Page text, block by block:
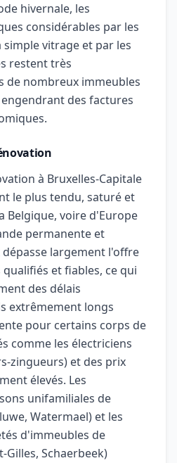
hivernale, les
considérables par les
vitrage et par les
restent très
de nombreux immeubles
des factures
à Bruxelles-Capitale
le plus tendu, saturé et
Belgique, voire d'Europe
permanente et
largement l'offre
et fiables, ce qui
des délais
extrêmement longs
pour certains corps de
comme les électriciens
zingueurs) et des prix
élevés. Les
unifamiliales de
Watermael) et les
d'immeubles de
Gilles, Schaerbeek)